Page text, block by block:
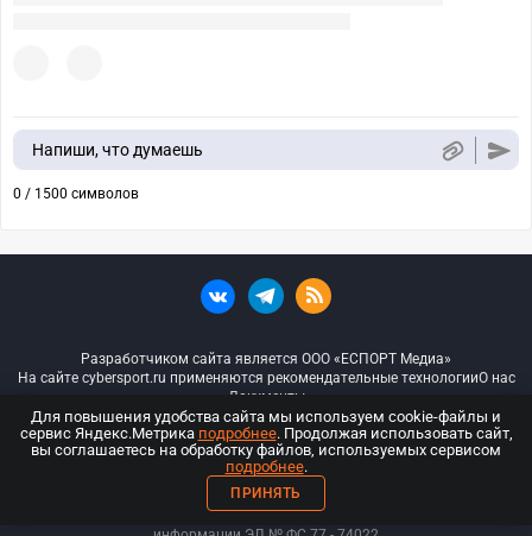
Напиши, что думаешь
0 / 1500 символов
Разработчиком сайта является ООО «ЕСПОРТ Медиа»
На сайте cybersport.ru применяются рекомендательные технологииО нас
Документы
© ООО «Киберспорт.ру» — Все права защищены
18+
ООО «Киберспорт.ру». Свидетельство о регистрации средств массовой
Для повышения удобства сайта мы используем cookie-файлы и
сервис Яндекс.Метрика подробнее. Продолжая использовать сайт,
вы соглашаетесь на обработку файлов, используемых сервисом
подробнее.
ПРИНЯТЬ